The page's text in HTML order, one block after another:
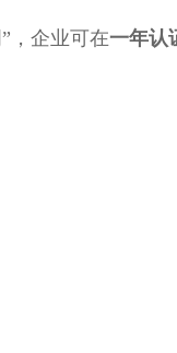
，企业可在一年认